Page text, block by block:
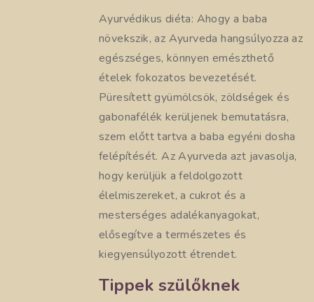
Ayurvédikus diéta: Ahogy a baba
növekszik, az Ayurveda hangsúlyozza az
egészséges, könnyen emészthető
ételek fokozatos bevezetését.
Püresített gyümölcsök, zöldségek és
gabonafélék kerüljenek bemutatásra,
szem előtt tartva a baba egyéni dosha
felépítését. Az Ayurveda azt javasolja,
hogy kerüljük a feldolgozott
élelmiszereket, a cukrot és a
mesterséges adalékanyagokat,
elősegítve a természetes és
kiegyensúlyozott étrendet.
Tippek szülőknek